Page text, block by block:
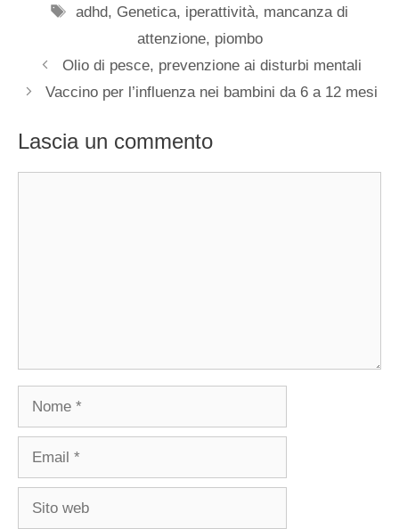
Tag
adhd, Genetica, iperattività, mancanza di
attenzione, piombo
Olio di pesce, prevenzione ai disturbi mentali
Vaccino per l’influenza nei bambini da 6 a 12 mesi
Lascia un commento